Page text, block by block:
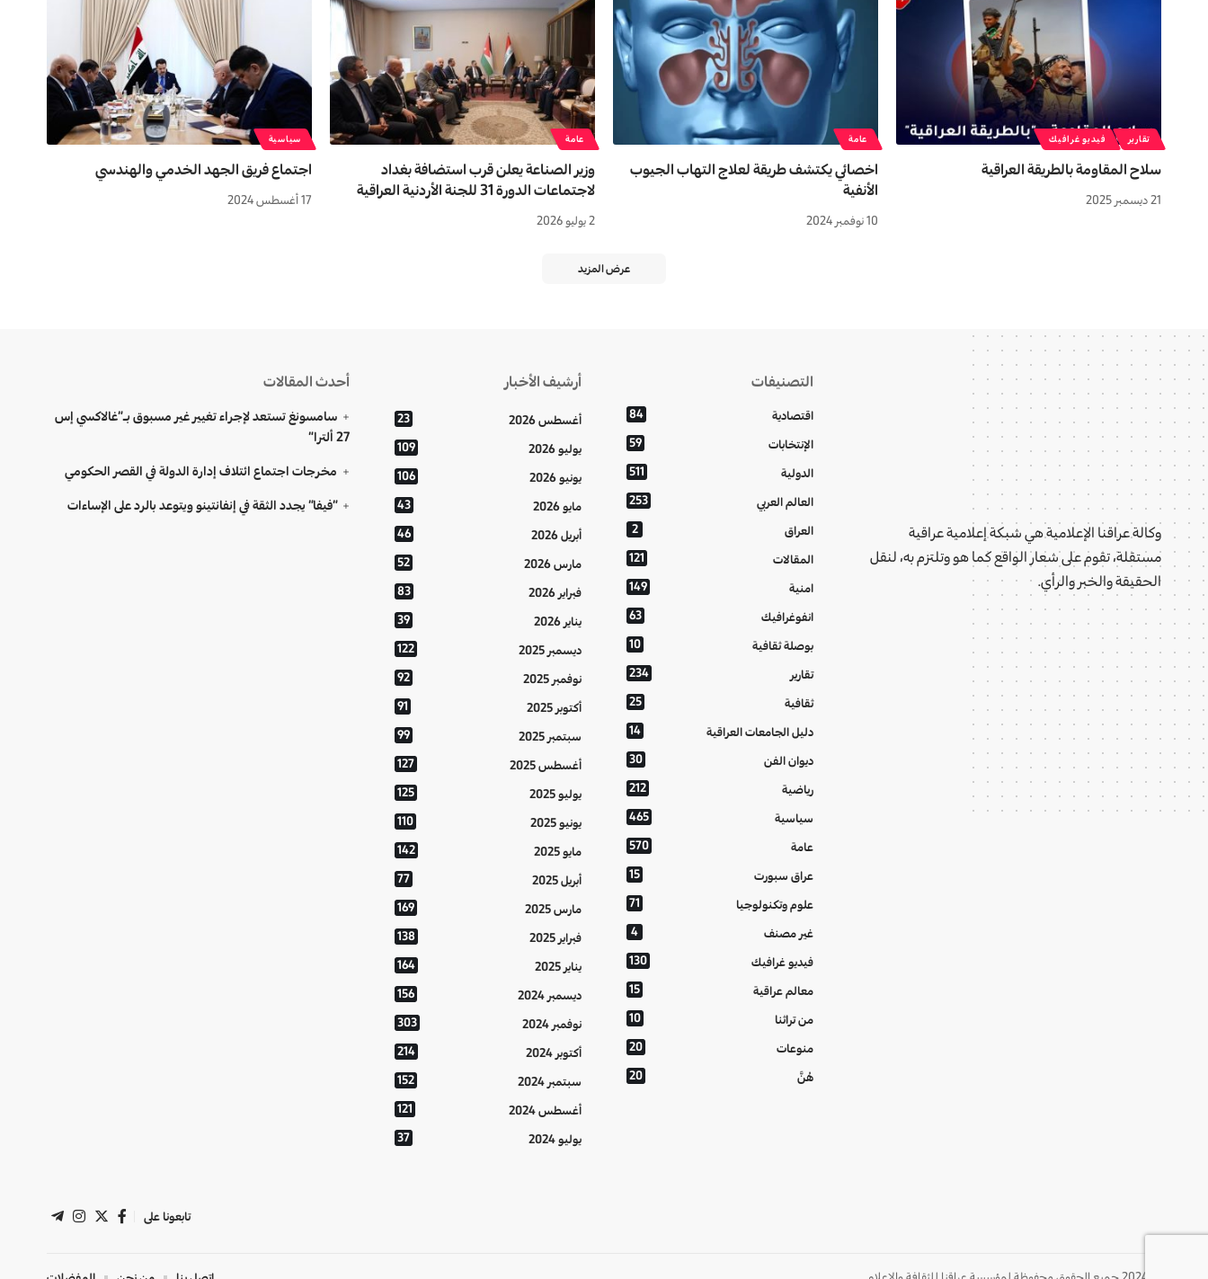
تقارير فيديو غرافيك
سلاح المقاومة بالطريقة العراقية
21 ديسمبر 2025
عامة
اخصائي يكتشف طريقة لعلاج التهاب الجيوب
الأنفية
10 نوفمبر 2024
عامة
وزير الصناعة يعلن قرب استضافة بغداد
لاجتماعات الدورة 31 للجنة الأردنية العراقية
2 يوليو 2026
سياسية
اجتماع فريق الجهد الخدمي والهندسي
17 أغسطس 2024
عرض المزيد
وكالة عراقنا الإعلامية هي شبكة إعلامية عراقية
مستقلة، تقوم على شعار الواقع كما هو وتلتزم به، لنقل
الحقيقة والخبر والرأي.
التصنيفات
اقتصادية 84
الإنتخابات 59
الدولية 511
العالم العربي 253
العراق 2
المقالات 121
امنية 149
انفوغرافيك 63
بوصلة ثقافية 10
تقارير 234
ثقافية 25
دليل الجامعات العراقية 14
ديوان الفن 30
رياضية 212
سياسية 465
عامة 570
عراق سبورت 15
علوم وتكنولوجيا 71
غير مصنف 4
فيديو غرافيك 130
معالم عراقية 15
من تراثنا 10
منوعات 20
هُنَّ 20
أرشيف الأخبار
أغسطس 2026 23
يوليو 2026 109
يونيو 2026 106
مايو 2026 43
أبريل 2026 46
مارس 2026 52
فبراير 2026 83
يناير 2026 39
ديسمبر 2025 122
نوفمبر 2025 92
أكتوبر 2025 91
سبتمبر 2025 99
أغسطس 2025 127
يوليو 2025 125
يونيو 2025 110
مايو 2025 142
أبريل 2025 77
مارس 2025 169
فبراير 2025 138
يناير 2025 164
ديسمبر 2024 156
نوفمبر 2024 303
أكتوبر 2024 214
سبتمبر 2024 152
أغسطس 2024 121
يوليو 2024 37
أحدث المقالات
سامسونغ تستعد لإجراء تغيير غير مسبوق بـ”غالاكسي إس
27 ألترا”
مخرجات اجتماع ائتلاف إدارة الدولة في القصر الحكومي
“فيفا” يجدد الثقة في إنفانتينو ويتوعد بالرد على الإساءات
تابعونا على